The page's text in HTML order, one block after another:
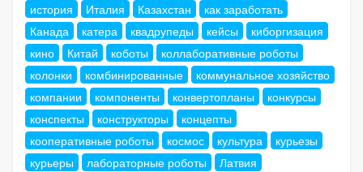
история
Италия Казахстан
как заработать
Канада
катера квадрупеды кейсы
киборгизация
кино
Китай коботы
коллаборативные роботы
колонки
комбинированные
коммунальное хозяйство
компании
компоненты конвертопланы
конкурсы
конспекты
конструкторы
концепты
кооперативные роботы
космос культура
курьезы
курьеры
лабораторные роботы
Латвия